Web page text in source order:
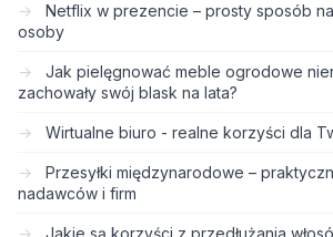
Netflix w prezencie – prosty sposób
osoby
Jak pielęgnować meble ogrodowe
zachowały swój blask na lata?
Wirtualne biuro - realne korzyści dla
Przesyłki międzynarodowe –
nadawców i firm
Jakie są korzyści z przedłużania